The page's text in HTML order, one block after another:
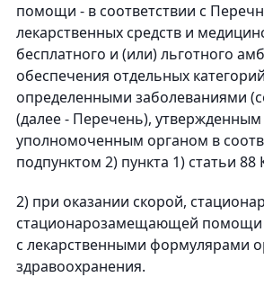
помощи - в соответствии с
лекарственных средств и
бесплатного и (или) льготного
обеспечения отдельных
определенными заболеваниями
(далее - Перечень), утвержденным
уполномоченным органом в
подпунктом 2) пункта 1) статьи 88
2) при оказании скорой,
стационарозамещающей помощи
с лекарственными формулярами
здравоохранения.